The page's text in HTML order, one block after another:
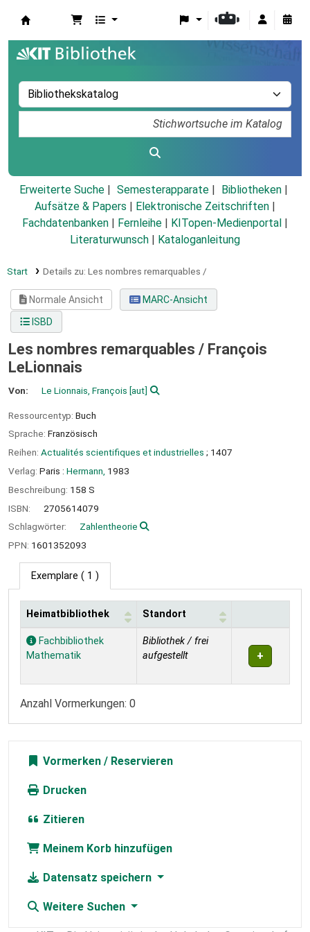
Erweiterte Suche Semesterapparate
Bibliotheken
Aufsätze & Papers
Elektronische Zeitschriften
Fachdatenbanken
Fernleihe KITopen-Medienportal
Literaturwunsch
Kataloganleitung
Start Details zu: Les nombres remarquables /
Normale Ansicht
MARC-Ansicht
ISBD
Les nombres remarquables / François
LeLionnais
Von: Le Lionnais, François [aut]
Ressourcentyp: Buch
Sprache: Französisch
Reihen: Actualités scientifiques et industrielles ; 1407
Verlag: Paris : Hermann, 1983
Beschreibung: 158 S
ISBN:
2705614079
Schlagwörter:
Zahlentheorie
PPN: 1601352093
Exemplare ( 1 )
Exemplare
Heimatbibliothek Standort
Fachbibliothek
Mathematik
Bibliothek / frei
aufgestellt
Anzahl Vormerkungen: 0
Vormerken
Drucken
Zitieren
Meinem Korb hinzufügen
Datensatz speichern
Weitere Suchen